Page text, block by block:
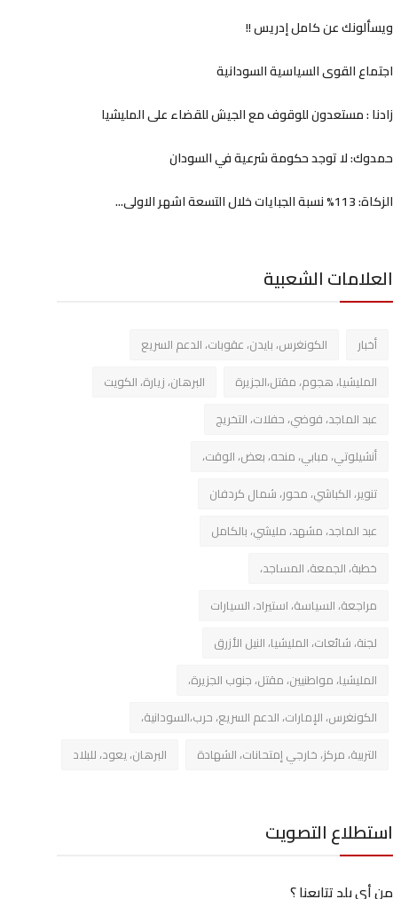
ويسألونك عن كامل إدريس !!
اجتماع القوى السياسية السودانية
زادنا : مستعدون للوقوف مع الجيش للقضاء على المليشيا
حمدوك: لا توجد حكومة شرعية في السودان
الزكاة: 113% نسبة الجبايات خلال التسعة اشهر الاولى...
العلامات الشعبية
أخبار
الكونغرس، بايدن، عقوبات، الدعم السريع
المليشيا، هجوم، مقتل،الجزيرة
البرهان، زيارة، الكويت
عبد الماجد، فوضي، حفلات، التخريج
أنشيلوتي، مبابي، منحه، بعض، الوقت،
تنوير، الكباشي، محور، شمال كردفان
عبد الماجد، مشهد، مليشي، بالكامل
خطبة، الجمعة، المساجد،
مراجعة، السياسة، استيراد، السيارات
لجنة، شائعات، المليشيا، النيل الأزرق
المليشيا، مواطنيين، مقتل، جنوب الجزيرة،
الكونغرس، الإمارات، الدعم السريع، حرب،السودانية،
التربية، مركز، خارجي إمتحانات، الشهادة
البرهان، يعود، للبلاد
استطلاع التصويت
من أي بلد تتابعنا ؟